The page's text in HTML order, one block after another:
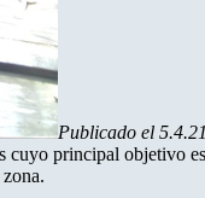
Publicado el
cuyo principal objetivo